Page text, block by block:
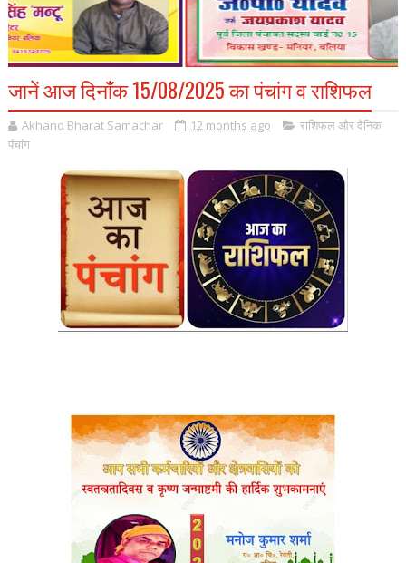
जानें आज दिनाँक 15/08/2025 का पंचांग व राशिफल
Akhand Bharat Samachar 12 months ago
राशिफल और दैनिक
पंचांग